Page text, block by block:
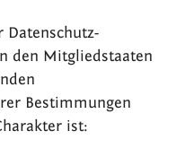
Datenschutz-
den Mitgliedstaaten
Bestimmungen
ist: